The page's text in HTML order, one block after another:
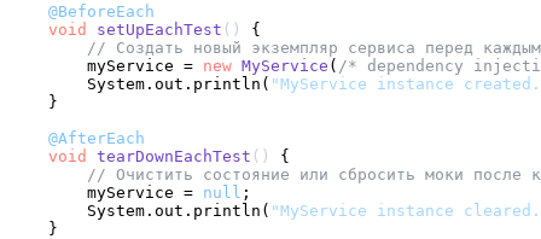
@BeforeEach
void
setUpEachTest ()
{
// Создать новый экземпляр сервиса перед
        myService =
new MyService ( /* dependency
        System.out.println(
"MyService instance
    }
@AfterEach
void
tearDownEachTest ()
{
// Очистить состояние или сбросить моки после
        myService =
null ;
        System.out.println(
"MyService instance
    }